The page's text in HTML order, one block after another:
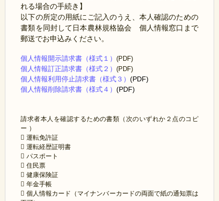
れる場合の手続き】
以下の所定の用紙にご記入のうえ、本人確認のための
書類を同封して日本農林規格協会 個人情報窓口まで
郵送でお申込みください。
個人情報開示請求書（様式１）(PDF)
個人情報訂正請求書（様式２）(PDF)
個人情報利用停止請求書（様式３）(PDF)
個人情報削除請求書（様式４）(PDF)
請求者本人を確認するための書類（次のいずれか２点のコピ
ー ）
 運転免許証
 運転経歴証明書
 パスポート
 住民票
 健康保険証
 年金手帳
 個人情報カード（マイナンバーカードの両面で紙の通知票は